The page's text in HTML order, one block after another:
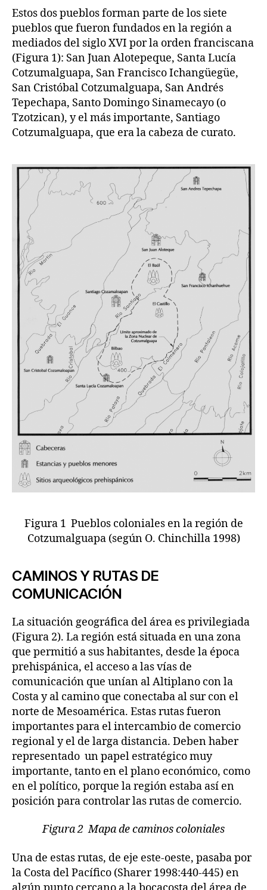
Estos dos pueblos forman parte de los siete
pueblos que fueron fundados en la región a
mediados del siglo XVI por la orden franciscana
(Figura 1): San Juan Alotepeque, Santa Lucía
Cotzumalguapa, San Francisco Ichangüegüe,
San Cristóbal Cotzumalguapa, San Andrés
Tepechapa, Santo Domingo Sinamecayo (o
Tzotzican), y el más importante, Santiago
Cotzumalguapa, que era la cabeza de curato.
Figura 1 Pueblos coloniales en la región de
Cotzumalguapa (según O. Chinchilla 1998)
CAMINOS Y RUTAS DE
COMUNICACIÓN
La situación geográfica del área es privilegiada
(Figura 2). La región está situada en una zona
que permitió a sus habitantes, desde la época
prehispánica, el acceso a las vías de
comunicación que unían al Altiplano con la
Costa y al camino que conectaba al sur con el
norte de Mesoamérica. Estas rutas fueron
importantes para el intercambio de comercio
regional y el de larga distancia. Deben haber
representado un papel estratégico muy
importante, tanto en el plano económico, como
en el político, porque la región estaba así en
posición para controlar las rutas de comercio.
Figura 2 Mapa de caminos coloniales
Una de estas rutas, de eje este-oeste, pasaba por
la Costa del Pacífico (Sharer 1998:440-445) en